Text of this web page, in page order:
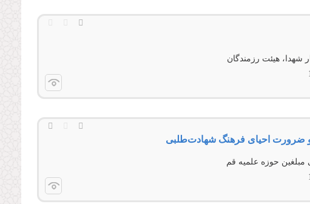
هیئت رزمندگان
احیای فرهنگ شهادت‌طلبی
مبلغین حوزه علمیه قم